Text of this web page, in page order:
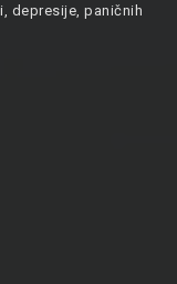
depresije, paničnih